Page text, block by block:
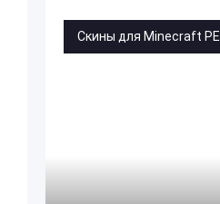
Скины для Minecraft PE